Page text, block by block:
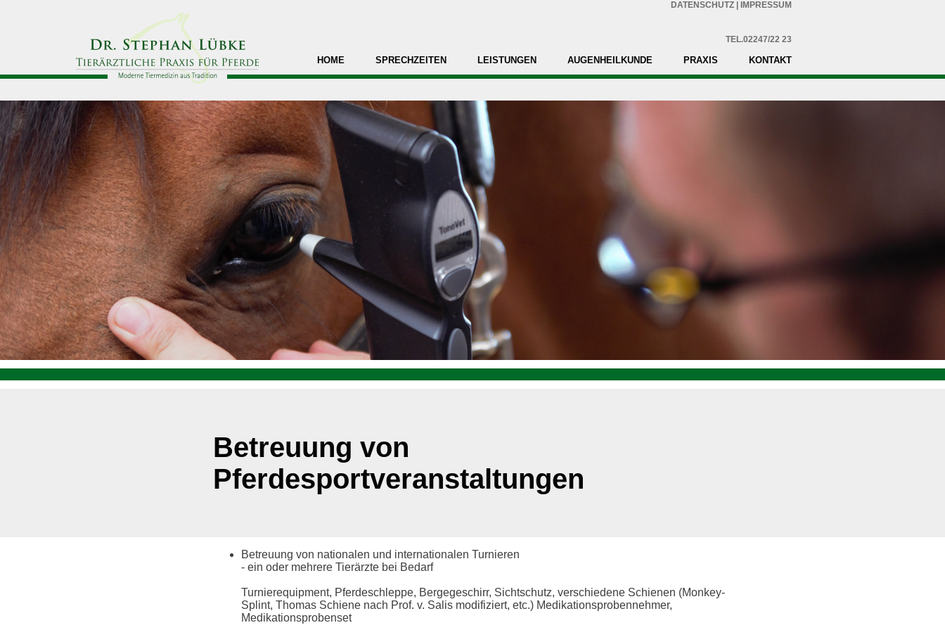
HOME SPRECHZEITEN LEISTUNGEN AUGENHEILKUNDE PRAXIS KONTAKT
Betreuung von
Pferdesportveranstaltungen
Betreuung von nationalen und internationalen Turnieren
- ein oder mehrere Tierärzte bei Bedarf
Turnierequipment, Pferdeschleppe, Bergegeschirr, Sichtschutz, verschiedene Schienen (Monkey-
Splint, Thomas Schiene nach Prof. v. Salis modifiziert, etc.) Medikationsprobennehmer,
Medikationsprobenset
TEL.02247/22 23
DATENSCHUTZ IMPRESSUM